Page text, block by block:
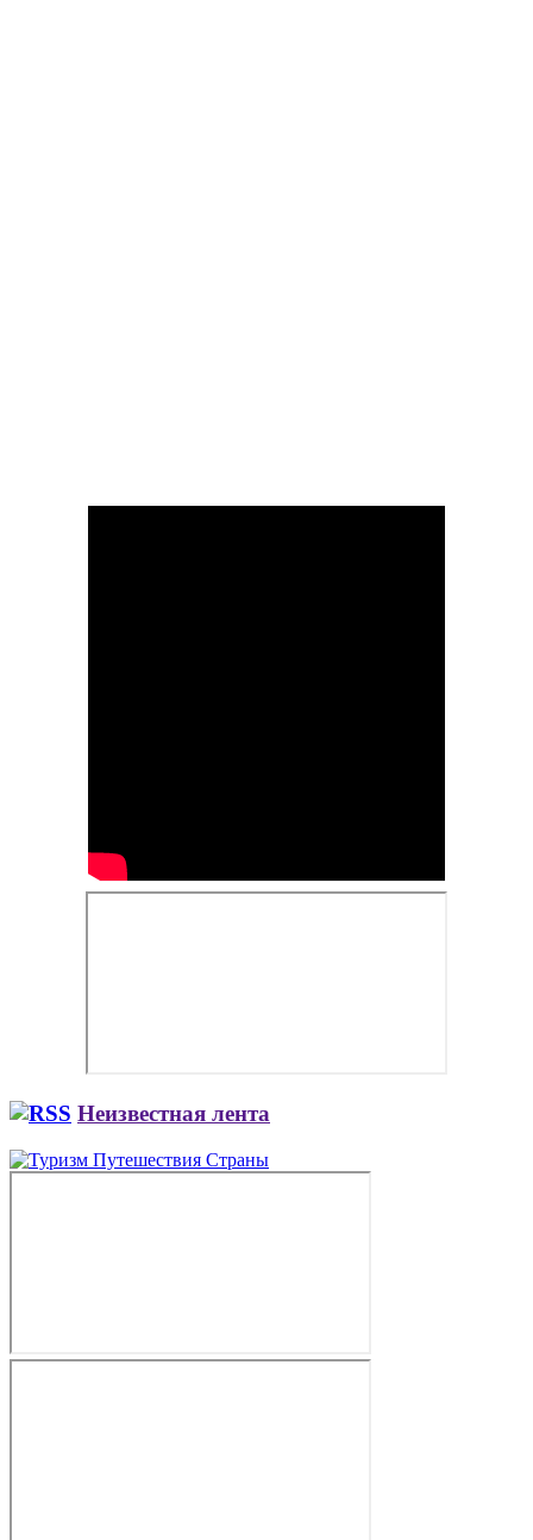
Неизвестная лента